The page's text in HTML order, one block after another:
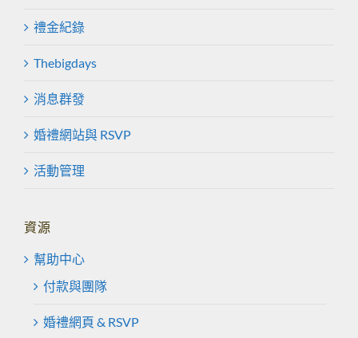
禮金紀錄
Thebigdays
消息群發
婚禮網站與 RSVP
活動管理
資源
幫助中心
付款與團隊
婚禮網頁 & RSVP